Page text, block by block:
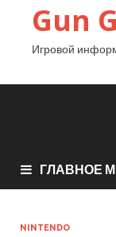
Gun
Игровой
ГЛАВНОЕ
NINTENDO